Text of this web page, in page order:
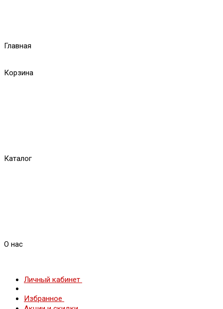
Главная
Корзина
Каталог
О нас
Личный кабинет
Избранное